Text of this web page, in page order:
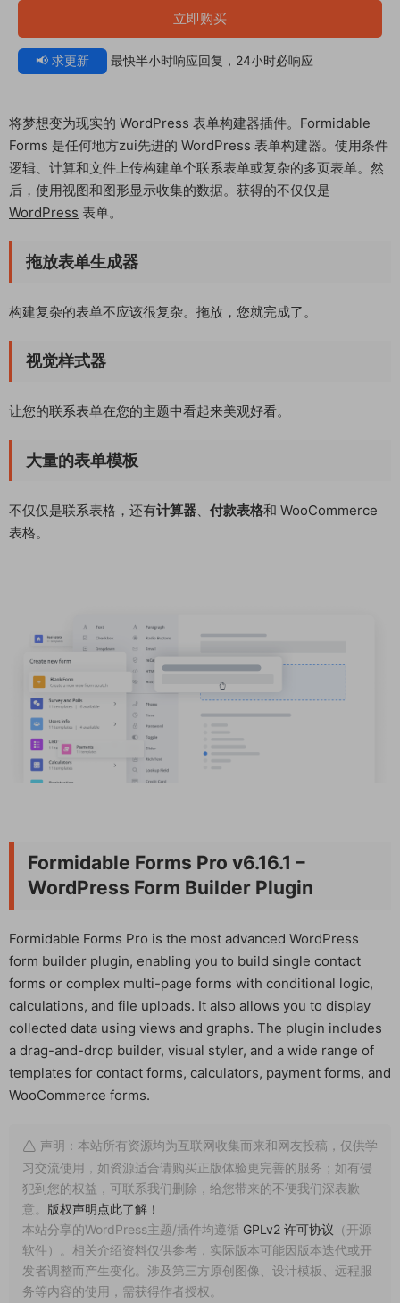
立即购买
📢 求更新 最快半小时响应回复，24小时必响应
将梦想变为现实的 WordPress 表单构建器插件。Formidable
Forms 是任何地方zui先进的 WordPress 表单构建器。使用条件
逻辑、计算和文件上传构建单个联系表单或复杂的多页表单。然
后，使用视图和图形显示收集的数据。获得的不仅仅是
WordPress 表单。
拖放表单生成器
构建复杂的表单不应该很复杂。拖放，您就完成了。
视觉样式器
让您的联系表单在您的主题中看起来美观好看。
大量的表单模板
不仅仅是联系表格，还有计算器 付款表格和 WooCommerce
表格。
Formidable Forms Pro v6.16.1 –
WordPress Form Builder Plugin
Formidable Forms Pro is the most advanced WordPress
form builder plugin, enabling you to build single contact
forms or complex multi-page forms with conditional logic,
calculations, and file uploads. It also allows you to display
collected data using views and graphs. The plugin includes
a drag-and-drop builder, visual styler, and a wide range of
templates for contact forms, calculators, payment forms, and
WooCommerce forms.
声明：本站所有资源均为互联网收集而来和网友投稿，仅供学
习交流使用，如资源适合请购买正版体验更完善的服务；如有侵
犯到您的权益，可联系我们删除，给您带来的不便我们深表歉
意。 版权声明点此了解！
本站分享的WordPress主题/插件均遵循 GPLv2 许可协议 （开源
软件）。相关介绍资料仅供参考，实际版本可能因版本迭代或开
发者调整而产生变化。涉及第三方原创图像、设计模板、远程服
务等内容的使用，需获得作者授权。